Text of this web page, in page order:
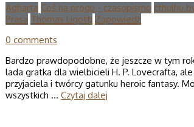
Agharta Coś na progu - czasopismo cthulhu
Prasa Thomas Ligotti Zapowiedź
0 comments
Bardzo prawdopodobne, że jeszcze w tym
lada gratka dla wielbicieli H. P. Lovecrafta,
przyjaciela i twórcy gatunku heroic fantasy.
wszystkich …Czytaj dalej